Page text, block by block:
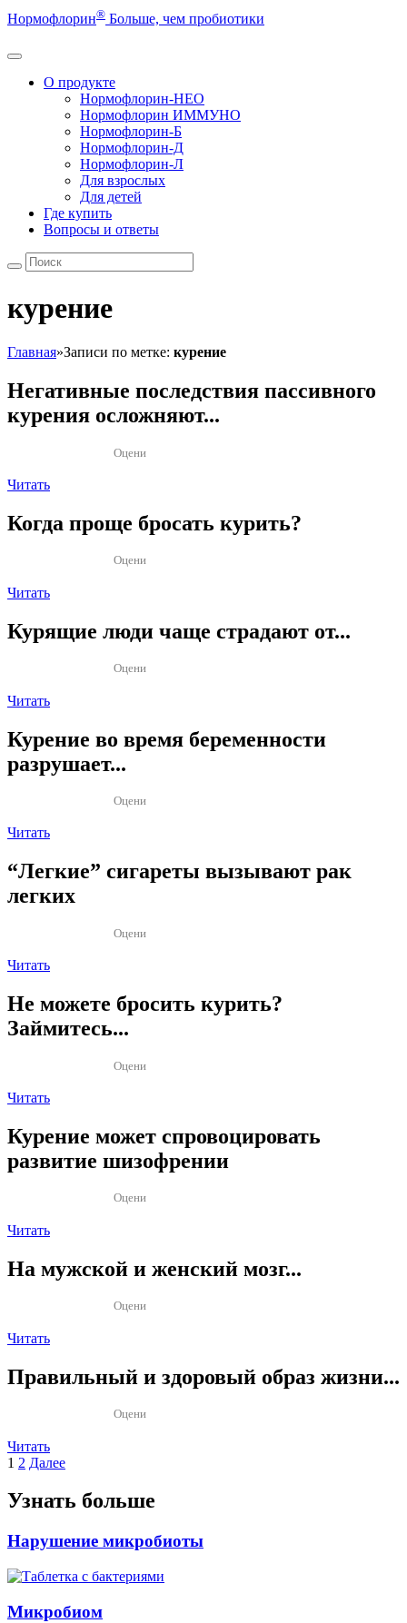
Нормофлорин® Больше, чем пробиотики
О продукте
Нормофлорин-НЕО
Нормофлорин ИММУНО
Нормофлорин-Б
Нормофлорин-Д
Нормофлорин-Л
Для взрослых
Для детей
Где купить
Вопросы и ответы
курение
Главная»Записи по метке: курение
Негативные последствия пассивного
курения осложняют...
Оцени
Читать
Когда проще бросать курить?
Оцени
Читать
Курящие люди чаще страдают от...
Оцени
Читать
Курение во время беременности
разрушает...
Оцени
Читать
“Легкие” сигареты вызывают рак
легких
Оцени
Читать
Не можете бросить курить?
Займитесь...
Оцени
Читать
Курение может спровоцировать
развитие шизофрении
Оцени
Читать
На мужской и женский мозг...
Оцени
Читать
Правильный и здоровый образ жизни...
Оцени
Читать
Пагинация
записей
1 2 Далее
Узнать больше
Нарушение микробиоты
Микробиом